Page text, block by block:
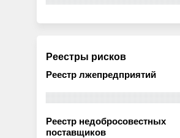
Реестры рисков
Реестр лжепредприятий
Реестр недобросовестных
поставщиков